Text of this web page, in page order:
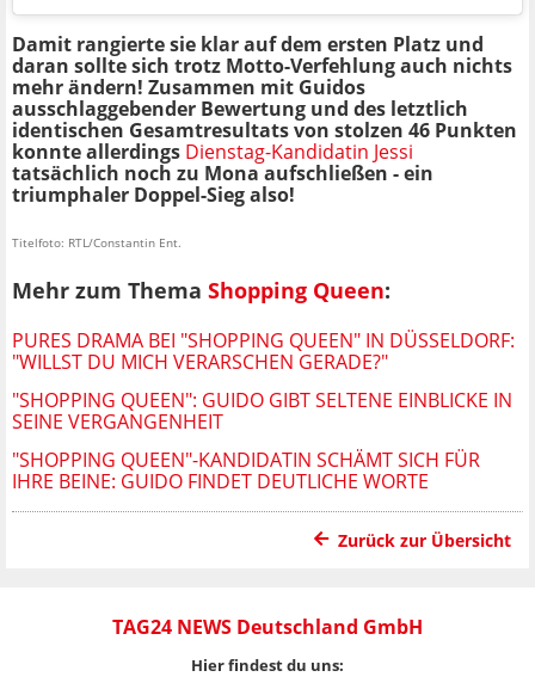
Damit rangierte sie klar auf dem ersten Platz und
daran sollte sich trotz Motto-Verfehlung auch nichts
mehr ändern! Zusammen mit Guidos
ausschlaggebender Bewertung und des letztlich
identischen Gesamtresultats von stolzen 46 Punkten
konnte allerdings Dienstag-Kandidatin Jessi
tatsächlich noch zu Mona aufschließen - ein
triumphaler Doppel-Sieg also!
Titelfoto: RTL/Constantin Ent.
Mehr zum Thema Shopping Queen:
PURES DRAMA BEI "SHOPPING QUEEN" IN DÜSSELDORF:
"WILLST DU MICH VERARSCHEN GERADE?"
"SHOPPING QUEEN": GUIDO GIBT SELTENE EINBLICKE IN
SEINE VERGANGENHEIT
"SHOPPING QUEEN"-KANDIDATIN SCHÄMT SICH FÜR
IHRE BEINE: GUIDO FINDET DEUTLICHE WORTE
Zurück zur Übersicht
TAG24 NEWS Deutschland GmbH
Hier findest du uns: